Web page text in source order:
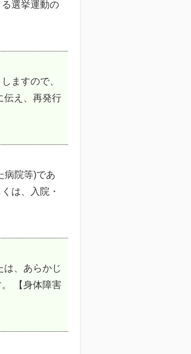
選挙運動の
ますので、
伝え、再発行
病院等)であ
は、入院・
は、あらかじ
【身体障害